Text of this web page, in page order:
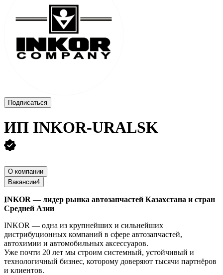
Подписаться
ИП INKOR-URALSK
О компании
Вакансии4
INKOR — лидер рынка автозапчастей Казахстана и стран
Средней Азии
INKOR — одна из крупнейших и сильнейших
дистрибуционных компаний в сфере автозапчастей,
автохимии и автомобильных аксессуаров.
Уже почти 20 лет мы строим системный, устойчивый и
технологичный бизнес, которому доверяют тысячи партнёров
и клиентов.